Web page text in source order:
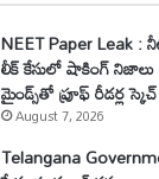
NEET Paper Leak :
లీక్ కేసులో షాకింగ్
మైండ్స్‌తో ప్రూఫ్ రీడర్ల స్కెచ్
August 7, 2026
Telangana